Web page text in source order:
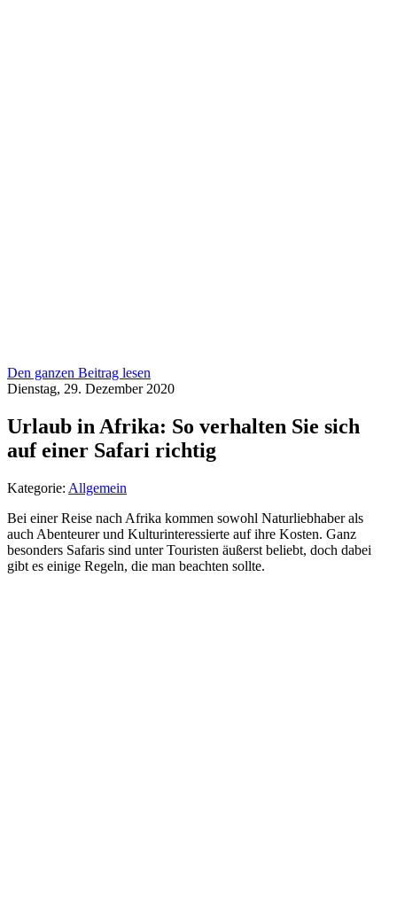
Den ganzen Beitrag lesen
Dienstag, 29. Dezember 2020
Urlaub in Afrika: So verhalten Sie sich
auf einer Safari richtig
Kategorie: Allgemein
Bei einer Reise nach Afrika kommen sowohl Naturliebhaber als
auch Abenteurer und Kulturinteressierte auf ihre Kosten. Ganz
besonders Safaris sind unter Touristen äußerst beliebt, doch dabei
gibt es einige Regeln, die man beachten sollte.